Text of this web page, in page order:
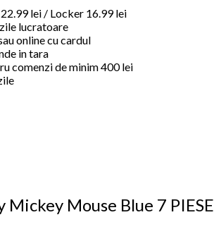
lei / Locker 16.99 lei
lucratoare
online cu cardul
in tara
comenzi de minim 400 lei
Mouse Blue 7 PIESE